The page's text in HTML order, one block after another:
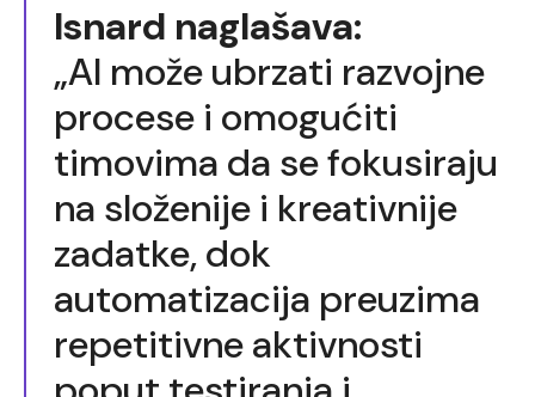
Isnard naglašava:
„AI može ubrzati razvojne
procese i omogućiti
timovima da se fokusiraju
na složenije i kreativnije
zadatke, dok
automatizacija preuzima
repetitivne aktivnosti